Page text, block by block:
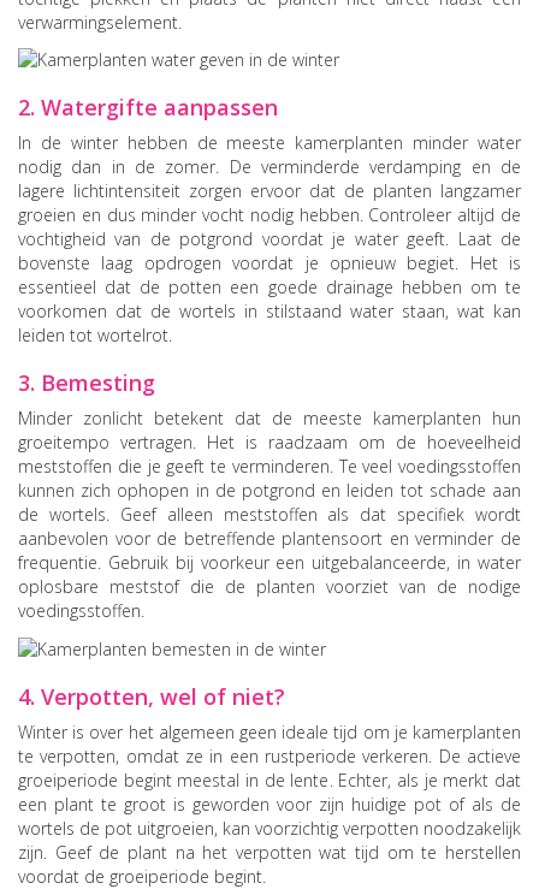
verwarmingselement.
2. Watergifte aanpassen
In de winter hebben de meeste kamerplanten minder water
nodig dan in de zomer. De verminderde verdamping en de
lagere lichtintensiteit zorgen ervoor dat de planten langzamer
groeien en dus minder vocht nodig hebben. Controleer altijd de
vochtigheid van de potgrond voordat je water geeft. Laat de
bovenste laag opdrogen voordat je opnieuw begiet. Het is
essentieel dat de potten een goede drainage hebben om te
voorkomen dat de wortels in stilstaand water staan, wat kan
leiden tot wortelrot.
3. Bemesting
Minder zonlicht betekent dat de meeste kamerplanten hun
groeitempo vertragen. Het is raadzaam om de hoeveelheid
meststoffen die je geeft te verminderen. Te veel voedingsstoffen
kunnen zich ophopen in de potgrond en leiden tot schade aan
de wortels. Geef alleen meststoffen als dat specifiek wordt
aanbevolen voor de betreffende plantensoort en verminder de
frequentie. Gebruik bij voorkeur een uitgebalanceerde, in water
oplosbare meststof die de planten voorziet van de nodige
voedingsstoffen.
4. Verpotten, wel of niet?
Winter is over het algemeen geen ideale tijd om je kamerplanten
te verpotten, omdat ze in een rustperiode verkeren. De actieve
groeiperiode begint meestal in de lente. Echter, als je merkt dat
een plant te groot is geworden voor zijn huidige pot of als de
wortels de pot uitgroeien, kan voorzichtig verpotten noodzakelijk
zijn. Geef de plant na het verpotten wat tijd om te herstellen
voordat de groeiperiode begint.